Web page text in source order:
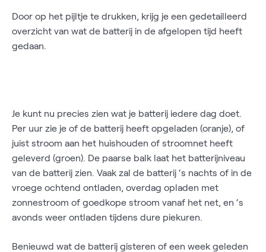
Door op het pijltje te drukken, krijg je een gedetailleerd
overzicht van wat de batterij in de afgelopen tijd heeft
gedaan.
Je kunt nu precies zien wat je batterij iedere dag doet.
Per uur zie je of de batterij heeft opgeladen (oranje), of
juist stroom aan het huishouden of stroomnet heeft
geleverd (groen). De paarse balk laat het batterijniveau
van de batterij zien. Vaak zal de batterij ‘s nachts of in de
vroege ochtend ontladen, overdag opladen met
zonnestroom of goedkope stroom vanaf het net, en ‘s
avonds weer ontladen tijdens dure piekuren.
Benieuwd wat de batterij gisteren of een week geleden